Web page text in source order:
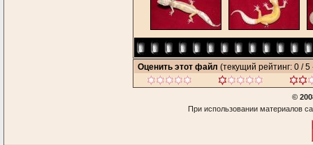
Оценить этот файл (текущий рейтинг: 0 / 5
©
При использовании материалов